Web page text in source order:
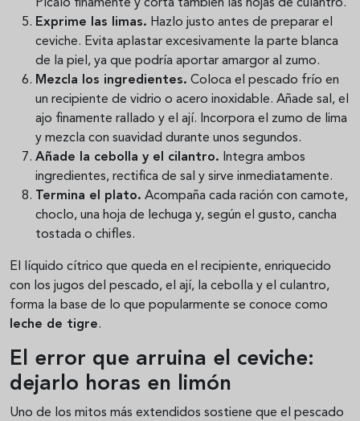
Pícalo finamente y corta también las hojas de culantro.
Exprime las limas. Hazlo justo antes de preparar el
ceviche. Evita aplastar excesivamente la parte blanca
de la piel, ya que podría aportar amargor al zumo.
Mezcla los ingredientes. Coloca el pescado frío en
un recipiente de vidrio o acero inoxidable. Añade sal, el
ajo finamente rallado y el ají. Incorpora el zumo de lima
y mezcla con suavidad durante unos segundos.
Añade la cebolla y el cilantro. Integra ambos
ingredientes, rectifica de sal y sirve inmediatamente.
Termina el plato. Acompaña cada ración con camote,
choclo, una hoja de lechuga y, según el gusto, cancha
tostada o chifles.
El líquido cítrico que queda en el recipiente, enriquecido
con los jugos del pescado, el ají, la cebolla y el culantro,
forma la base de lo que popularmente se conoce como
leche de tigre.
El error que arruina el ceviche:
dejarlo horas en limón
Uno de los mitos más extendidos sostiene que el pescado